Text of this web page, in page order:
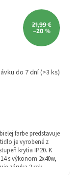
21,99 €
–20 %
do 7 dní(>3 ks)
farbe predstavuje
je vyrobené z
krytia IP20. K
s výkonom 2x40w,
záruka 2 rok.